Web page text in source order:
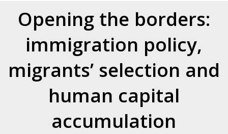
Opening the borders:
immigration policy,
migrants’ selection and
human capital
accumulation